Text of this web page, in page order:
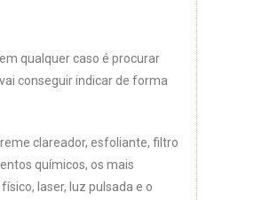
qualquer caso é procurar
conseguir indicar de forma
clareador, esfoliante, filtro
químicos, os mais
laser, luz pulsada e o